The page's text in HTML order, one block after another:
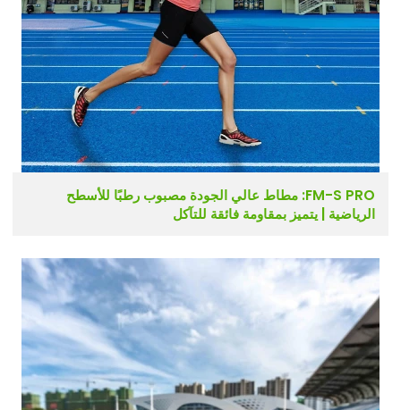
FM-S PRO: مطاط عالي الجودة مصبوب رطبًا للأسطح
الرياضية | يتميز بمقاومة فائقة للتآكل